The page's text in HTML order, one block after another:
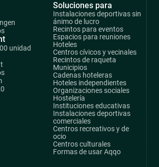
unidad
Soluciones para
Instalaciones deportivas sin
ánimo de lucro
Recintos para eventos
Espacios para reuniones
Hoteles
Centros cívicos y vecinales
Recintos de raqueta
Municipios
Cadenas hoteleras
Hoteles independientes
Organizaciones sociales
Hostelería
Instituciones educativas
Instalaciones deportivas
comerciales
Centros recreativos y de
ocio
Centros culturales
Formas de usar Aqqo